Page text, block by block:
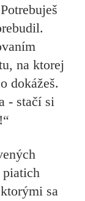
na ktorej
dokážeš.
- stačí si
sa